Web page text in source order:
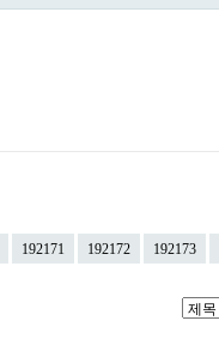
192171 192172 192173